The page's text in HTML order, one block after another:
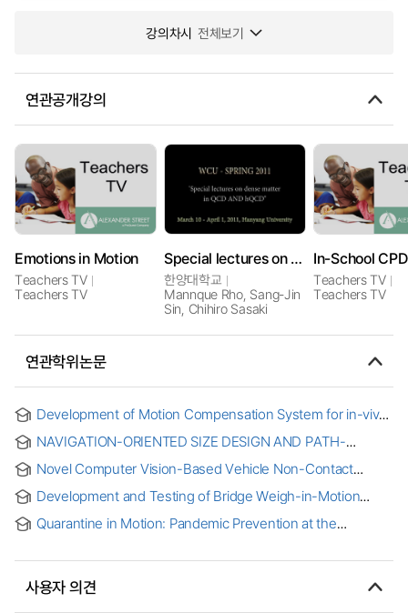
강의차시 전체보기
연관공개강의
Emotions in Motion
Teachers TV
Teachers TV
Special lectures on dense matter in QCD and hQCD
한양대학교
Mannque Rho, Sang-Jin
Sin, Chihiro Sasaki
Teachers TV
Teachers TV
연관학위논문
Development of Motion Compensation System for in-vivo
전자상자성공명 치아 선량평가를 위한 움직임 보정 시스템의
개발
NAVIGATION-ORIENTED SIZE DESIGN AND PATH-
RECURSIVELY DIVIDED SAMPLING SPACE AND RRT
Novel Computer Vision-Based Vehicle Non-Contact
Development and Testing of Bridge Weigh-in-Motion
Quarantine in Motion: Pandemic Prevention at the
사용자 의견